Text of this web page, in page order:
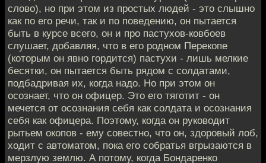
слово), но при этом из простых людей - это слышно
как по его речи, так и по поведению, он пытается
быть в курсе всего, он и про пастухов-ковбоев
слушает, добавляя, что в его родном Перекопе
(которым он явно гордится) пастухи - лишь мелкие
бесятки, он пытается быть рядом с солдатами,
подбадривая их, когда надо. Но при этом он
осознает, что он офицер. Это его тяготит - он
мечется от осознания себя как солдата и осознания
себя как офицера. Поэтому, когда он руководит
рытьем окопов - ему совестно, что он, здоровый лоб,
ходит с автоматом, пока его собратья вгрызаются в
мерзлую землю. А потому, когда Бондаренко